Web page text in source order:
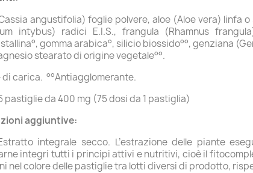
angustifolia) foglie polvere, aloe (Aloe vera) linfa
intybus) radici E.I.S., frangula (Rhamnus
gomma arabica°, silicio biossido°°, genziana
stearato di origine vegetale°°.
di carica. °°Antiagglomerante.
pastiglie da 400 mg (75 dosi da 1 pastiglia)
aggiuntive:
integrale secco. L’estrazione delle piante
integri tutti i principi attivi e nutritivi, cioè il
nel colore delle pastiglie tra lotti diversi di prodotto,